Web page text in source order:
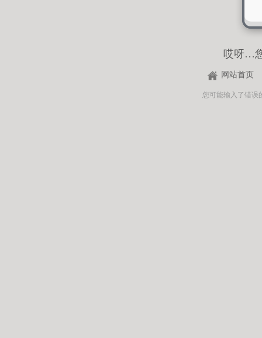
哎呀…
网站首页
您可能输入了错误